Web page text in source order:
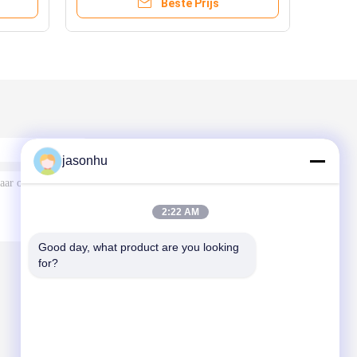
Beste Prijs
jasonhu
2:22 AM
Good day, what product are you looking
for?